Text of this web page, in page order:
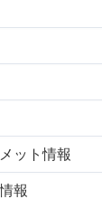
ット情報
報